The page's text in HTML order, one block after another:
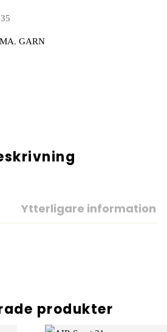
, GARN
Ytterligare information
produkter